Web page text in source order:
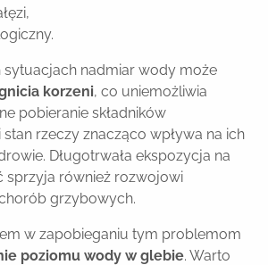
sytuacjach nadmiar wody może
korzeni, co uniemożliwia
pobieranie składników
rzeczy znacząco wpływa na ich
Długotrwała ekspozycja na
sprzyja również rozwojowi
grzybowych.
w zapobieganiu tym problemom
poziomu wody w glebie. Warto